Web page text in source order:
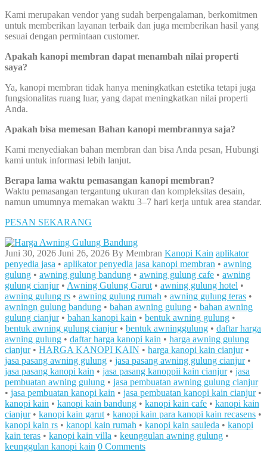
Kami merupakan vendor yang sudah berpengalaman, berkomitmen
untuk memberikan layanan terbaik dan juga memberikan hasil yang
sesuai dengan permintaan customer.
Apakah kanopi membran dapat menambah nilai properti
saya?
Ya, kanopi membran tidak hanya meningkatkan estetika tetapi juga
fungsionalitas ruang luar, yang dapat meningkatkan nilai properti
Anda.
Apakah bisa memesan Bahan kanopi membrannya saja?
Kami menyediakan bahan membran dan bisa Anda pesan, Hubungi
kami untuk informasi lebih lanjut.
Berapa lama waktu pemasangan kanopi membran?
Waktu pemasangan tergantung ukuran dan kompleksitas desain,
namun umumnya memakan waktu 3–7 hari kerja untuk area standar.
PESAN SEKARANG
Juni 30, 2026 Juni 26, 2026 By Membran Kanopi Kain aplikator
penyedia jasa • aplikator penyedia jasa kanopi membran • awning
gulung • awning gulung bandung • awning gulung cafe • awning
gulung cianjur• Awning Gulung Garut • awning gulung hotel •
awning gulung rs • awning gulung rumah • awning gulung teras •
awningn gulung bandung • bahan awning gulung • bahan awning
gulung cianjur• bahan kanopi kain • bentuk awning gulung •
bentuk awning gulung cianjur• bentuk awninggulung • daftar harga
awning gulung • daftar harga kanopi kain • harga awning gulung
cianjur• HARGA KANOPI KAIN • harga kanopi kain cianjur•
jasa pasang awning gulung • jasa pasang awning gulung cianjur•
jasa pasang kanopi kain • jasa pasang kanoppii kain cianjur• jasa
pembuatan awning gulung • jasa pembuatan awning gulung cianjur
• jasa pembuatan kanopi kain • jasa pembuatan kanopi kain cianjur•
kanopi kain • kanopi kain bandung • kanopi kain cafe • kanopi kain
cianjur• kanopi kain garut • kanopi kain para kanopi kain recasens •
kanopi kain rs • kanopi kain rumah • kanopi kain sauleda • kanopi
kain teras • kanopi kain villa • keunggulan awning gulung •
keunggulan kanopi kain 0 Comments